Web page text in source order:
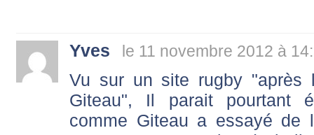
Yves le 11 novembre 2012 à
Vu sur un site rugby
Giteau", Il parait pourtant
comme Giteau a essayé de